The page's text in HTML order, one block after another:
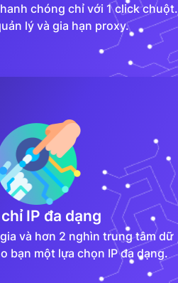
chóng chỉ với 1 click chuột.
lý và gia hạn proxy.
IP đa dạng
và hơn 2 nghìn trung tâm dữ
bạn một lựa chọn IP đa dạng.